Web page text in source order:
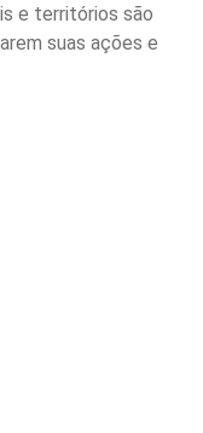
e territórios são
suas ações e